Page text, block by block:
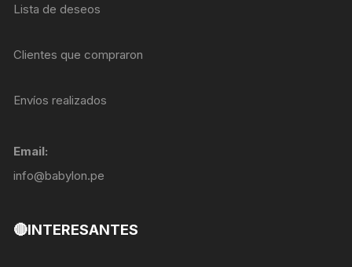
Lista de deseos
Clientes que compraron
Envíos realizados
Email:
info@babylon.pe
🔴INTERESANTES